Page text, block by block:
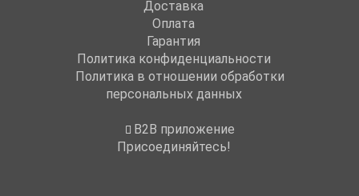
Доставка
Оплата
Гарантия
Политика конфиденциальности
Политика в отношении обработки
персональных данных
B2B приложение
Присоединяйтесь!